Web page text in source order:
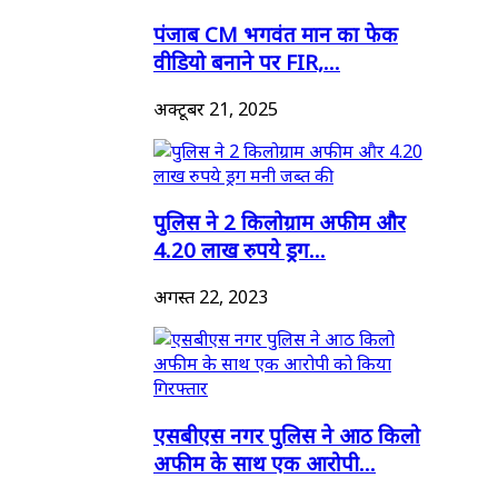
पंजाब CM भगवंत मान का फेक
वीडियो बनाने पर FIR,...
अक्टूबर 21, 2025
पुलिस ने 2 किलोग्राम अफीम और
4.20 लाख रुपये ड्रग...
अगस्त 22, 2023
एसबीएस नगर पुलिस ने आठ किलो
अफीम के साथ एक आरोपी...